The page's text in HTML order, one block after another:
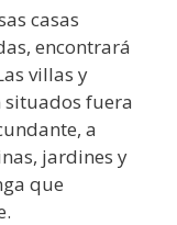
casas
encontrará
villas y
fuera
a
jardines y
que